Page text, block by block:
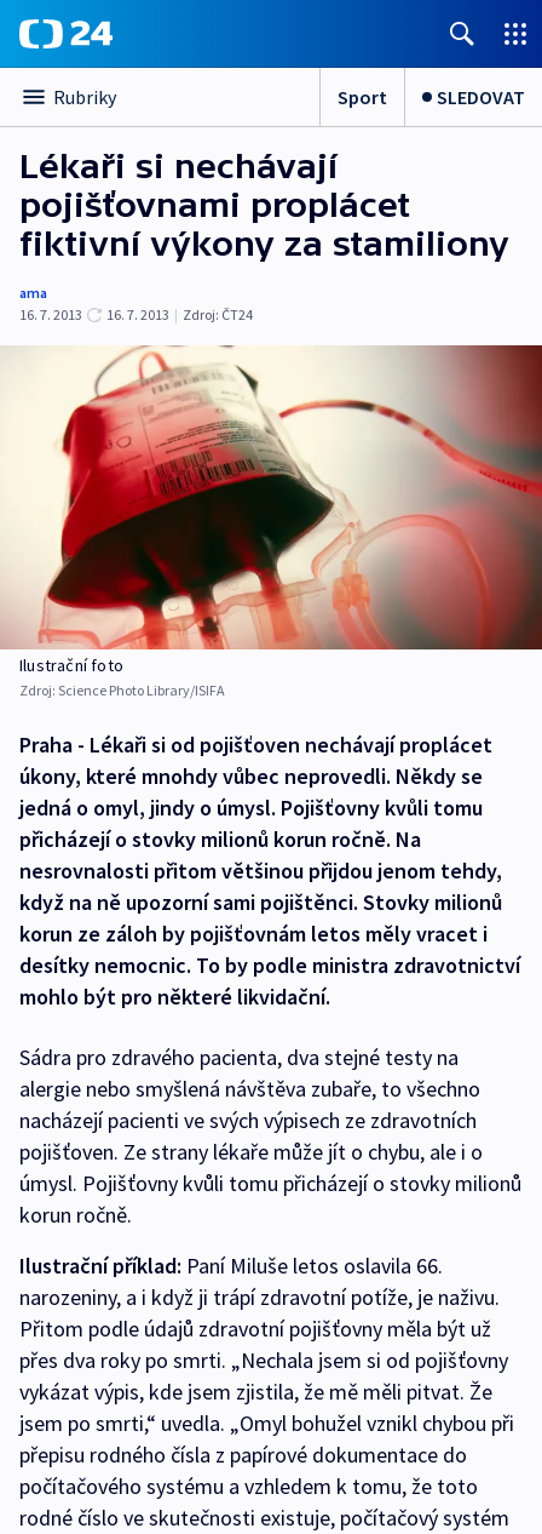
Rubriky Sport SLEDOVAT
Lékaři si nechávají
pojišťovnami proplácet
fiktivní výkony za stamiliony
ama
16. 7. 2013
16. 7. 2013 | Zdroj: ČT24
Ilustrační foto
Zdroj: Science Photo Library/ISIFA
Praha - Lékaři si od pojišťoven nechávají proplácet
úkony, které mnohdy vůbec neprovedli. Někdy se
jedná o omyl, jindy o úmysl. Pojišťovny kvůli tomu
přicházejí o stovky milionů korun ročně. Na
nesrovnalosti přitom většinou přijdou jenom tehdy,
když na ně upozorní sami pojištěnci. Stovky milionů
korun ze záloh by pojišťovnám letos měly vracet i
desítky nemocnic. To by podle ministra zdravotnictví
mohlo být pro některé likvidační.
Sádra pro zdravého pacienta, dva stejné testy na
alergie nebo smyšlená návštěva zubaře, to všechno
nacházejí pacienti ve svých výpisech ze zdravotních
pojišťoven. Ze strany lékaře může jít o chybu, ale i o
úmysl. Pojišťovny kvůli tomu přicházejí o stovky milionů
korun ročně.
Ilustrační příklad: Paní Miluše letos oslavila 66.
narozeniny, a i když ji trápí zdravotní potíže, je naživu.
Přitom podle údajů zdravotní pojišťovny měla být už
přes dva roky po smrti. „Nechala jsem si od pojišťovny
vykázat výpis, kde jsem zjistila, že mě měli pitvat. Že
jsem po smrti,“ uvedla. „Omyl bohužel vznikl chybou při
přepisu rodného čísla z papírové dokumentace do
počítačového systému a vzhledem k tomu, že toto
rodné číslo ve skutečnosti existuje, počítačový systém